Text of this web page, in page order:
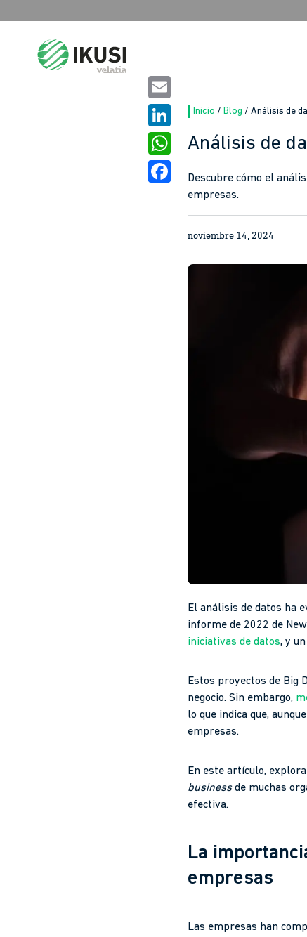
Inicio / Blog / Análisis de
Análisis de
Descubre cómo el
empresas.
Email
LinkedIn
WhatsApp
noviembre 14, 2024
El análisis de datos ha
informe de 2022 de
iniciativas de datos, y
Estos proyectos de Big
negocio. Sin embargo,
lo que indica que,
empresas.
En este artículo,
businessde muchas
efectiva.
La
empresas
Las empresas han